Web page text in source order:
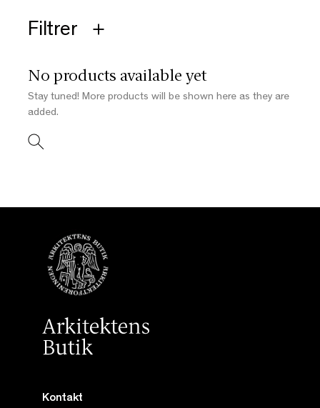
Filtrer
No products available yet
Stay tuned! More products will be shown here as they are
added.
Kontakt